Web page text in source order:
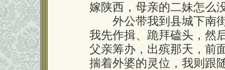
嫁陕西，母亲的二妹怎么
外公带我到县城下南街
我先作揖、跪拜磕头，然
父亲筹办，出殡那天，前
揣着外婆的灵位，我则跟